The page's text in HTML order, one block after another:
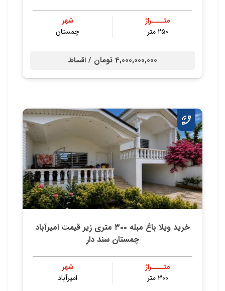
متــــراژ
۲۵۰ متر
شهر
چمستان
4,000,000,000 تومان / اقساط
خرید ویلا باغ مبله ۳۰۰ متری زیر قیمت امیرآباد
چمستان سند دار
متــــراژ
۳۰۰ متر
شهر
امیرآباد